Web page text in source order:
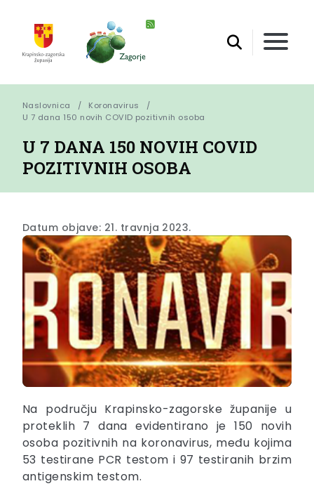
Naslovnica
Koronavirus
U 7 dana 150 novih COVID pozitivnih osoba
U 7 DANA 150 NOVIH COVID
POZITIVNIH OSOBA
Datum objave: 21. travnja 2023.
Na području Krapinsko-zagorske županije u
proteklih 7 dana evidentirano je 150 novih
osoba pozitivnih na koronavirus, među kojima
53 testirane PCR testom i 97 testiranih brzim
antigenskim testom.